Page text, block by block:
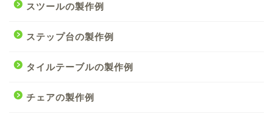
スツールの製作例
ステップ台の製作例
タイルテーブルの製作例
チェアの製作例